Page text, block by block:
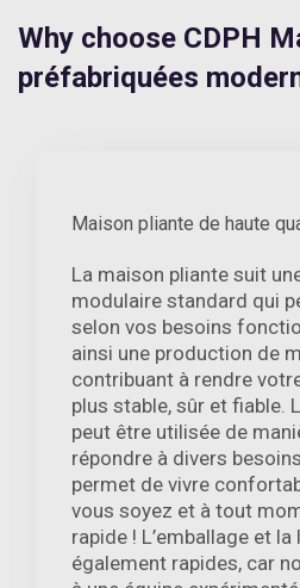
Why choose CDPH
préfabriquées
Maison pliante de haute
La maison pliante suit
modulaire standard qui
selon vos besoins
ainsi une production de
contribuant à rendre
plus stable, sûr et fiable.
peut être utilisée de
répondre à divers
permet de vivre
vous soyez et à tout
rapide ! L’emballage et
également rapides, car